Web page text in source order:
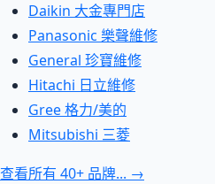
Daikin 大金專門店
Panasonic 樂聲維修
General 珍寶維修
Hitachi 日立維修
Gree 格力/美的
Mitsubishi 三菱
查看所有 40+ 品牌... →